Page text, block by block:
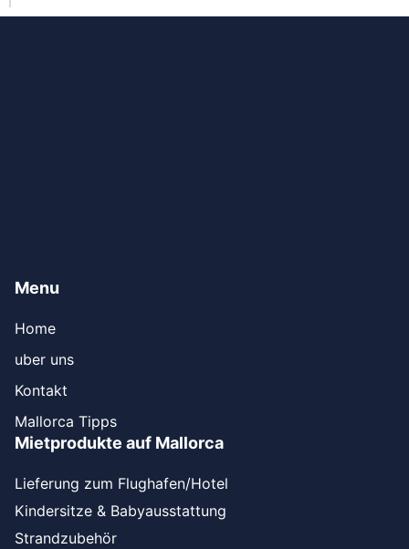
Menu
Home
uber uns
Kontakt
Mallorca Tipps
Mietprodukte auf Mallorca
Lieferung zum Flughafen/Hotel
Kindersitze & Babyausstattung
Strandzubehör